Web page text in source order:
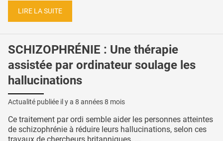
LIRE LA SUITE
SCHIZOPHRÉNIE : Une thérapie
assistée par ordinateur soulage les
hallucinations
Actualité publiée il y a 8 années 8 mois
Ce traitement par ordi semble aider les personnes atteintes
de schizophrénie à réduire leurs hallucinations, selon ces